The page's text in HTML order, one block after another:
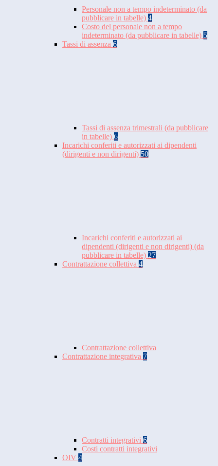
Personale non a tempo indeterminato (da
pubblicare in tabelle) 4
Costo del personale non a tempo
indeterminato (da pubblicare in tabelle) 5
Tassi di assenza 6
Tassi di assenza trimestrali (da pubblicare
in tabelle) 6
Incarichi conferiti e autorizzati ai dipendenti
(dirigenti e non dirigenti) 50
Incarichi conferiti e autorizzati ai
dipendenti (dirigenti e non dirigenti) (da
pubblicare in tabelle) 27
Contrattazione collettiva 4
Contrattazione collettiva
Contrattazione integrativa 7
Contratti integrativi 6
Costi contratti integrativi
OIV 4